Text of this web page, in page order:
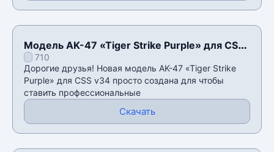
Модель AK-47 «Tiger Strike Purple» для CSS
v34710
Дорогие друзья! Новая модель AK-47 «Tiger Strike
Purple» для CSS v34 просто создана для чтобы
ставить профессиональные
Скачать